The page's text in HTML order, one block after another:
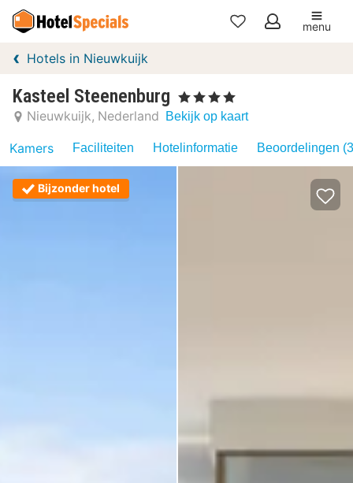
Mijn
menu
Hotels in Nieuwkuijk
Kasteel Steenenburg , 4 Sterren
Nieuwkuijk Nederland Bekijk op kaart
Kamers Faciliteiten Hotelinformatie Beoordelingen
Bijzonder hotel